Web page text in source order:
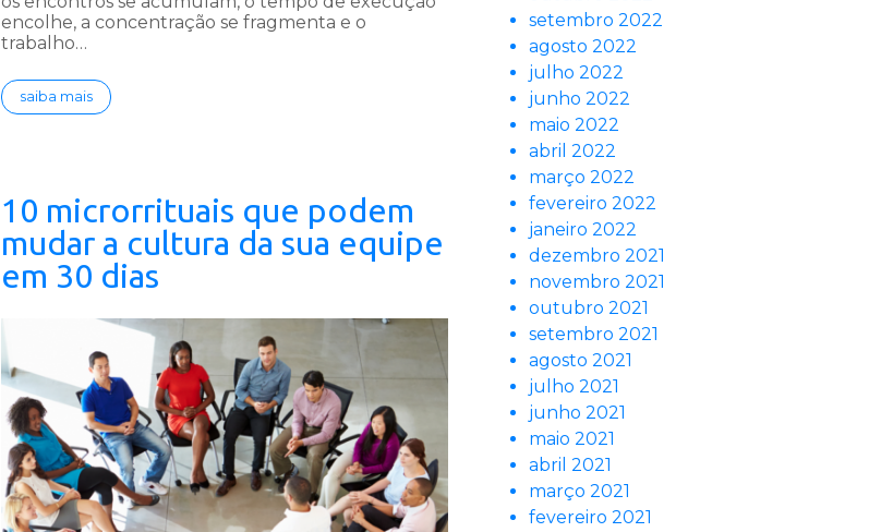
encolhe, a concentração se fragmenta e o
trabalho…
saiba mais
10 microrrituais que podem
mudar a cultura da sua equipe
em 30 dias
setembro 2022
agosto 2022
julho 2022
junho 2022
maio 2022
abril 2022
março 2022
fevereiro 2022
janeiro 2022
dezembro 2021
novembro 2021
outubro 2021
setembro 2021
agosto 2021
julho 2021
junho 2021
maio 2021
abril 2021
março 2021
fevereiro 2021